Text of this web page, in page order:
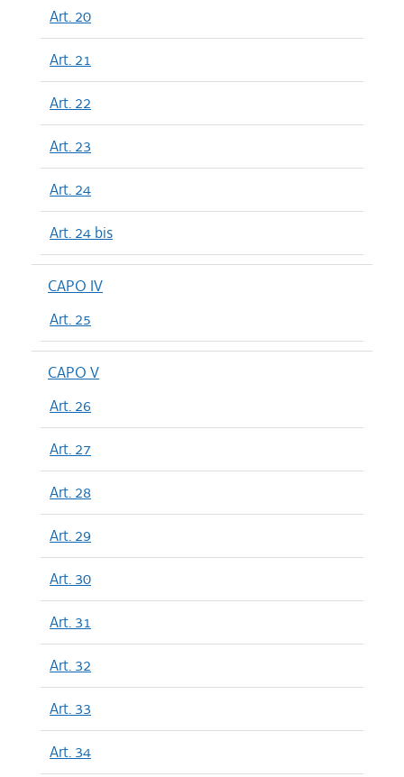
Art. 20
Art. 21
Art. 22
Art. 23
Art. 24
Art. 24 bis
CAPO IV
Art. 25
CAPO V
Art. 26
Art. 27
Art. 28
Art. 29
Art. 30
Art. 31
Art. 32
Art. 33
Art. 34